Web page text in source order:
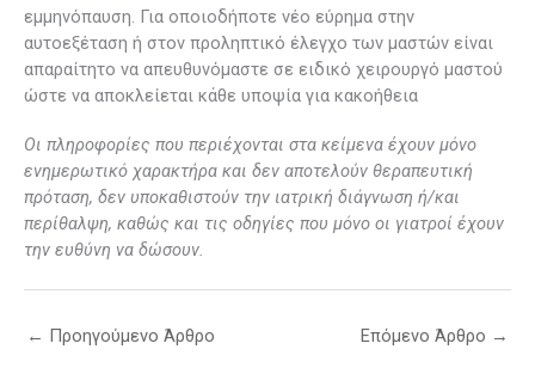
εμμηνόπαυση. Για οποιοδήποτε νέο εύρημα στην
αυτοεξέταση ή στον προληπτικό έλεγχο των μαστών είναι
απαραίτητο να απευθυνόμαστε σε ειδικό χειρουργό μαστού
ώστε να αποκλείεται κάθε υποψία για κακοήθεια
Οι πληροφορίες που περιέχονται στα κείμενα έχουν μόνο
ενημερωτικό χαρακτήρα και δεν αποτελούν θεραπευτική
πρόταση, δεν υποκαθιστούν την ιατρική διάγνωση ή/και
περίθαλψη, καθώς και τις οδηγίες που μόνο οι γιατροί έχουν
την ευθύνη να δώσουν.
← Προηγούμενο Άρθρο Επόμενο Άρθρο →